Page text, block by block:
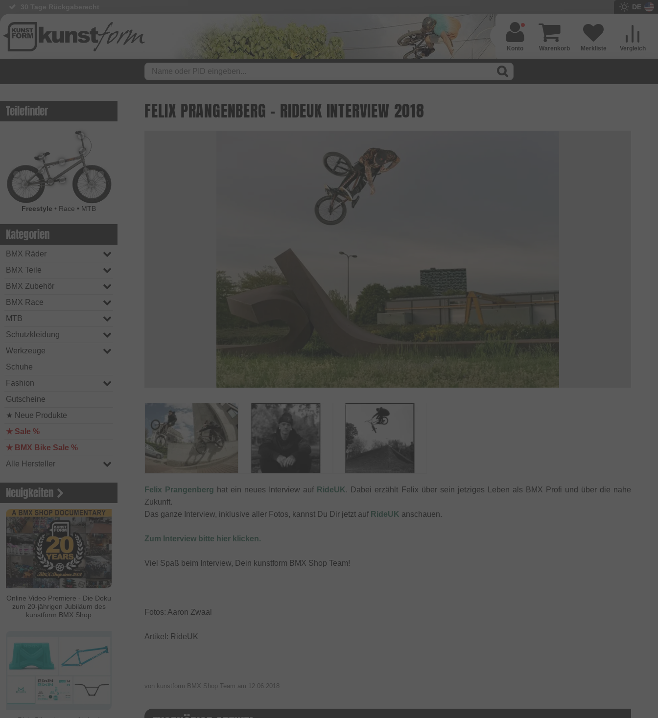
DE
Vergleich
Merkliste
Warenkorb
Konto
Teilefinder
Freestyle • Race • MTB
Kategorien
BMX Räder
BMX Teile
BMX Zubehör
BMX Race
MTB
Schutzkleidung
Werkzeuge
Schuhe
Fashion
Gutscheine
★ Neue Produkte
★ Sale %
★ BMX Bike Sale %
Alle Hersteller
Neuigkeiten
Online Video Premiere - Die Doku
zum 20-jährigen Jubiläum des
kunstform BMX Shop
FELIX PRANGENBERG - RIDEUK INTERVIEW 2018
Felix Prangenberg hat ein neues Interview auf RideUK. Dabei erzählt Felix über sein jetziges Leben als BMX Profi und über die nahe
Zukunft.
Das ganze Interview, inklusive aller Fotos, kannst Du Dir jetzt auf RideUK anschauen.
Zum Interview bitte hier klicken.
Viel Spaß beim Interview, Dein kunstform BMX Shop Team!
Fotos: Aaron Zwaal
Artikel: RideUK
von kunstform BMX Shop Team am 12.06.2018